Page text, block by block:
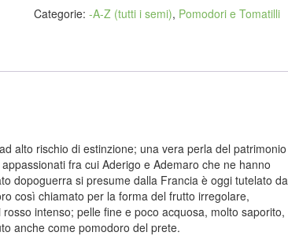
Categorie:-A-Z (tutti i semi), Pomodori e Tomatilli
alto rischio di estinzione; una vera perla del patrimonio
fra cui Aderigo e Ademaro che ne hanno
dopoguerra si presume dalla Francia è oggi tutelato da
così chiamato per la forma del frutto irregolare,
intenso; pelle fine e poco acquosa, molto saporito,
anche come pomodoro del prete.